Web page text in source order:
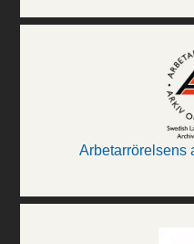
Arbetarrörelsens